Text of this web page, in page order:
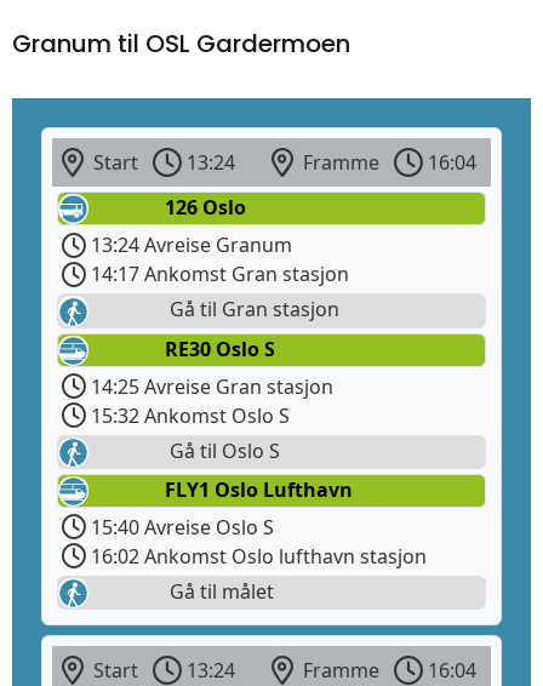
Granum til OSL Gardermoen
Start 13:24 Framme
16:04
126 Oslo
13:24 Avreise Granum
14:17 Ankomst Gran stasjon
Gå til Gran stasjon
RE30 Oslo S
14:25 Avreise Gran stasjon
15:32 Ankomst Oslo S
Gå til Oslo S
FLY1 Oslo Lufthavn
15:40 Avreise Oslo S
16:02 Ankomst Oslo lufthavn stasjon
Gå til målet
Start 13:24 Framme
16:04